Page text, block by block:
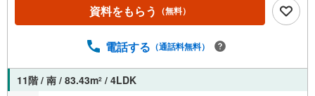
資料をもらう （無料）
電話する （通話料無料）
11階 / 南 / 83.43m2 / 4LDK